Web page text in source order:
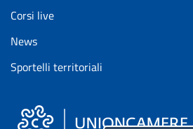
Corsi live
News
Sportelli territoriali